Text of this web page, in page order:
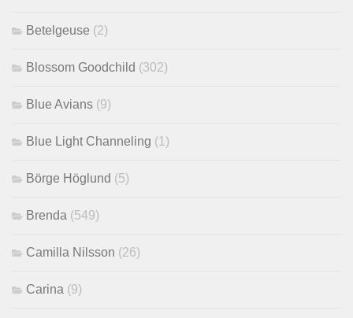
Betelgeuse (2)
Blossom Goodchild (302)
Blue Avians (9)
Blue Light Channeling (1)
Börge Höglund (5)
Brenda (549)
Camilla Nilsson (26)
Carina (9)